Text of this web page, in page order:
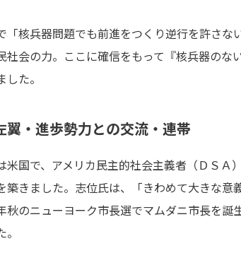
「核兵器問題でも前進をつくり逆行を許さな
社会の力。ここに確信をもって『核兵器のな
た。
翼・進歩勢力との交流・連帯
米国で、アメリカ民主的社会主義者（ＤＳＡ
築きました。志位氏は、「きわめて大きな意
秋のニューヨーク市長選でマムダニ市長を誕